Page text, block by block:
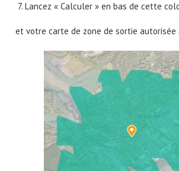
Lancez « Calculer » en bas de cette
et votre carte de zone de sortie autorisée